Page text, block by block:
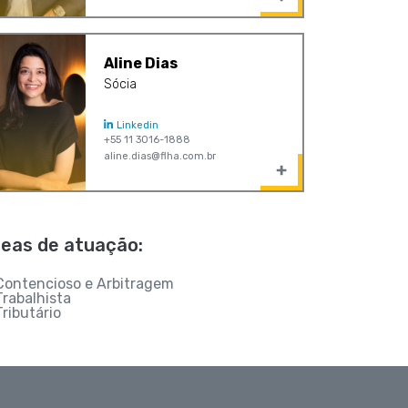
Aline Dias
Sócia
Linkedin
+55 11 3016-1888
aline.dias@flha.com.br
de atuação:
e Arbitragem